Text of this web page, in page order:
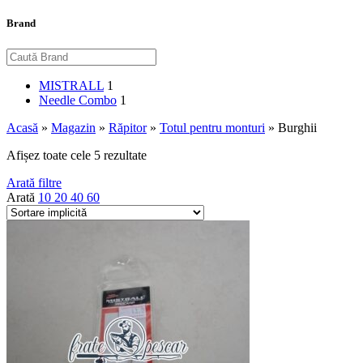
Brand
MISTRALL 1
Needle Combo 1
Acasă » Magazin » Răpitor» Totul pentru monturi » Burghii
Afișez toate cele 5 rezultate
Arată filtre
Arată 10 20 40 60